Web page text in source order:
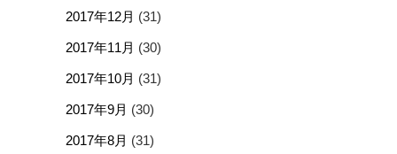
2017年12月 (31)
2017年11月 (30)
2017年10月 (31)
2017年9月 (30)
2017年8月 (31)